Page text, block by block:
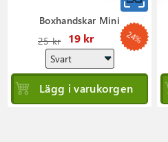
Boxhandskar Mini
25 kr
19 krOrdinarie
pris
24%
Lägg i varukorgen